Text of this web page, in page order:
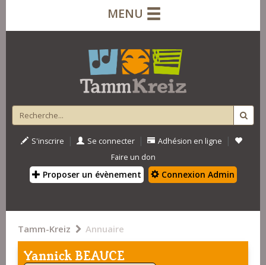
MENU
S'inscrire | Se connecter | Adhésion en ligne |
Faire un don
Proposer un évènement Connexion Admin
Tamm-Kreiz Annuaire
Yannick BEAUCE